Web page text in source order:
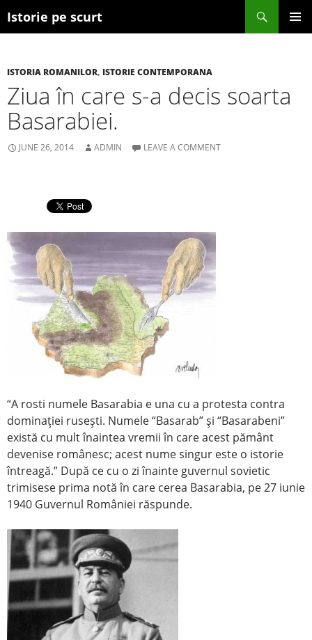
Istorie pe scurt
Search
SKIP TO CONTENT
ISTORIA ROMANILOR, ISTORIE CONTEMPORANA
Ziua în care s-a decis soarta
Basarabiei.
JUNE 26, 2014 ADMIN LEAVE A COMMENT
“A rosti numele Basarabia e una cu a protesta contra
dominaţiei ruseşti. Numele “Basarab” şi “Basarabeni”
există cu mult înaintea vremii în care acest pământ
devenise românesc; acest nume singur este o istorie
întreagă.” După ce cu o zi înainte guvernul sovietic
trimisese prima notă în care cerea Basarabia, pe 27 iunie
1940 Guvernul României răspunde.